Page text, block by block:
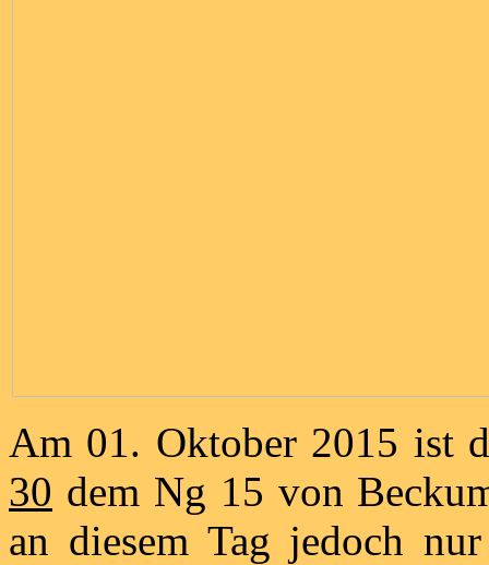
Am 01. Oktober 2015 ist
30 dem Ng 15 von
an diesem Tag jedoch